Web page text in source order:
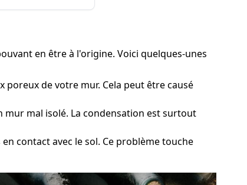
en être à l'origine. Voici quelques-unes
de votre mur. Cela peut être causé
mur mal isolé. La condensation est surtout
contact avec le sol. Ce problème touche